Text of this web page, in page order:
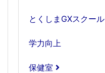
とくしまGXスクール
学力向上
保健室